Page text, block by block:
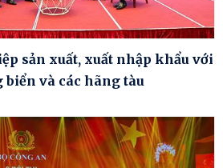
sản xuất, xuất nhập khẩu với
và các hãng tàu